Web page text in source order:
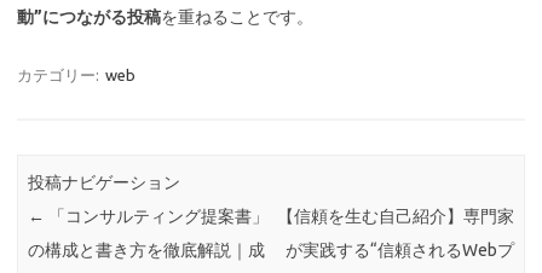
動”につながる投稿を重ねることです。
カテゴリー: web
投稿ナビゲーション
←
「コンサルティング提案書」
の構成と書き方を徹底解説｜成
【信頼を生む自己紹介】専門家
が実践する“信頼されるWebプ